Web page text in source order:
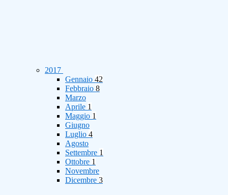
2017
Gennaio 42
Febbraio 8
Marzo
Aprile 1
Maggio 1
Giugno
Luglio 4
Agosto
Settembre 1
Ottobre 1
Novembre
Dicembre 3